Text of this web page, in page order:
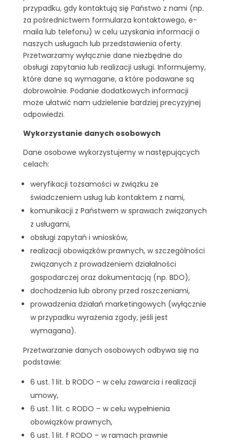
przypadku, gdy kontaktują się Państwo z nami (np.
za pośrednictwem formularza kontaktowego, e-
maila lub telefonu) w celu uzyskania informacji o
naszych usługach lub przedstawienia oferty.
Przetwarzamy wyłącznie dane niezbędne do
obsługi zapytania lub realizacji usługi. Informujemy,
które dane są wymagane, a które podawane są
dobrowolnie. Podanie dodatkowych informacji
może ułatwić nam udzielenie bardziej precyzyjnej
odpowiedzi.
Wykorzystanie danych osobowych
Dane osobowe wykorzystujemy w następujących
celach:
weryfikacji tożsamości w związku ze
świadczeniem usług lub kontaktem z nami,
komunikacji z Państwem w sprawach związanych
z usługami,
obsługi zapytań i wniosków,
realizacji obowiązków prawnych, w szczególności
związanych z prowadzeniem działalności
gospodarczej oraz dokumentacją (np. BDO),
dochodzenia lub obrony przed roszczeniami,
prowadzenia działań marketingowych (wyłącznie
w przypadku wyrażenia zgody, jeśli jest
wymagana).
Przetwarzanie danych osobowych odbywa się na
podstawie:
6 ust. 1 lit. b RODO – w celu zawarcia i realizacji
umowy,
6 ust. 1 lit. c RODO – w celu wypełnienia
obowiązków prawnych,
6 ust. 1 lit. f RODO – w ramach prawnie